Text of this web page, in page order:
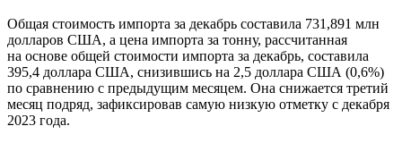
Общая стоимость импорта за декабрь составила 731,891 млн
долларов США, а цена импорта за тонну, рассчитанная
на основе общей стоимости импорта за декабрь, составила
395,4 доллара США, снизившись на 2,5 доллара США (0,6%)
по сравнению с предыдущим месяцем. Она снижается третий
месяц подряд, зафиксировав самую низкую отметку с декабря
2023 года.